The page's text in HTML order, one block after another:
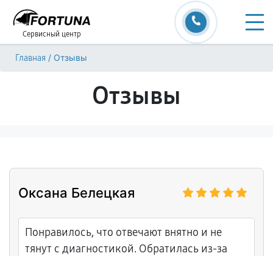
Сервисный центр
Главная / Отзывы
Отзывы
Оксана Белецкая
Понравилось, что отвечают внятно и не
тянут с диагностикой. Обратилась из-за